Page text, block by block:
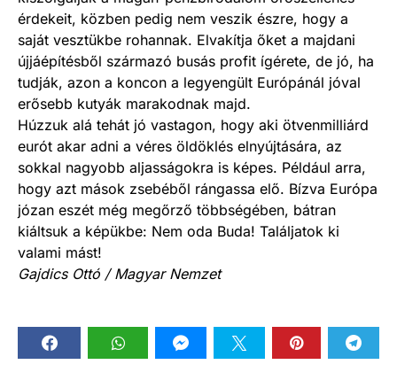
érdekeit, közben pedig nem veszik észre, hogy a
saját vesztükbe rohannak. Elvakítja őket a majdani
újjáépítésből származó busás profit ígérete, de jó, ha
tudják, azon a koncon a legyengült Európánál jóval
erősebb kutyák marakodnak majd.
Húzzuk alá tehát jó vastagon, hogy aki ötvenmilliárd
eurót akar adni a véres öldöklés elnyújtására, az
sokkal nagyobb aljasságokra is képes. Például arra,
hogy azt mások zsebéből rángassa elő. Bízva Euró­pa
józan eszét még megőrző többségében, bátran
kiáltsuk a képükbe: Nem oda Buda! Találjatok ki
valami mást!
Gajdics Ottó / Magyar Nemzet